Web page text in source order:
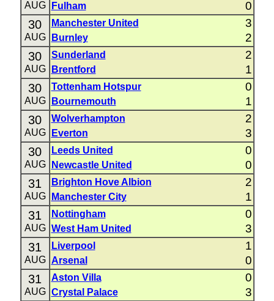
AUG Fulham 0
30
AUG
Manchester United 3
Burnley 2
30
AUG
Sunderland 2
Brentford 1
30
AUG
Tottenham Hotspur 0
Bournemouth 1
30
AUG
Wolverhampton 2
Everton 3
30
AUG
Leeds United 0
Newcastle United 0
31
AUG
Brighton Hove Albion 2
Manchester City 1
31
AUG
Nottingham 0
West Ham United 3
31
AUG
Liverpool 1
Arsenal 0
31
AUG
Aston Villa 0
Crystal Palace 3